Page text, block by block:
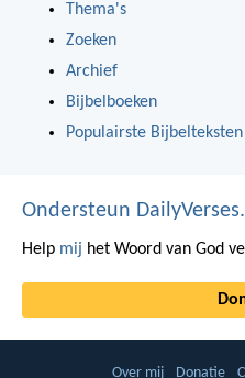
Thema's
Zoeken
Archief
Bijbelboeken
Populairste Bijbelteksten
Ondersteun
Help mij het Woord van God
Over mij Donatie